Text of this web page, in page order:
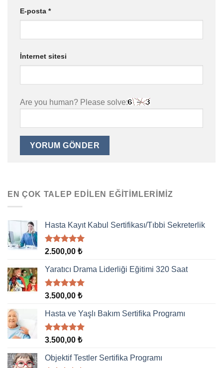
E-posta *
İnternet sitesi
Are you human? Please solve:
EN ÇOK TALEP EDILEN EĞITIMLERIMIZ
Hasta Kayıt Kabul Sertifikası/Tıbbi Sekreterlik
5 üzerinden
aldı
2.500,00 ₺
Yaratıcı Drama Liderliği Eğitimi 320 Saat
5 üzerinden
aldı
3.500,00 ₺
Hasta ve Yaşlı Bakım Sertifika Programı
5 üzerinden
aldı
3.500,00 ₺
Objektif Testler Sertifika Programı